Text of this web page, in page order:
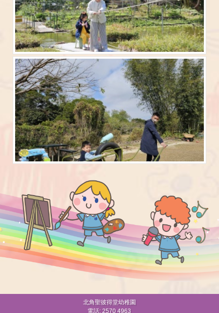
北角聖彼得堂幼稚園
電話: 2570 4963